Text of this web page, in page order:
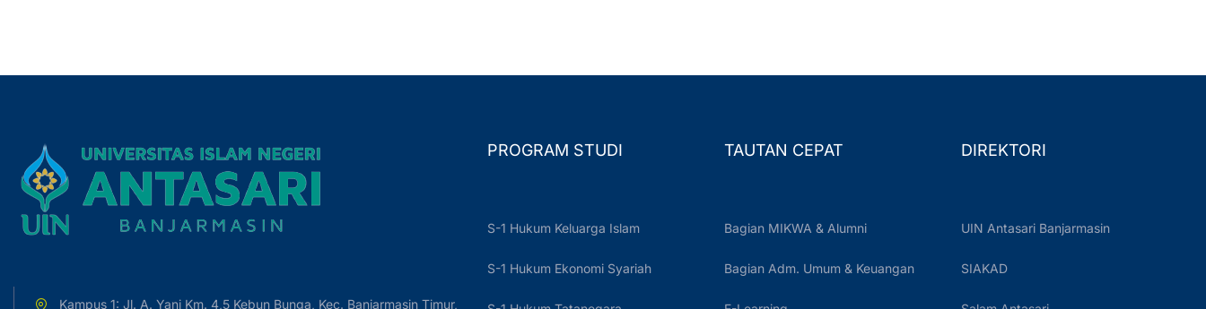
Kampus 1: Jl. A. Yani Km. 4,5 Kebun Bunga, Kec. Banjarmasin Timur,
PROGRAM STUDI
S-1 Hukum Keluarga Islam
S-1 Hukum Ekonomi Syariah
TAUTAN CEPAT
Bagian MIKWA & Alumni
Bagian Adm. Umum & Keuangan
DIREKTORI
UIN Antasari Banjarmasin
SIAKAD